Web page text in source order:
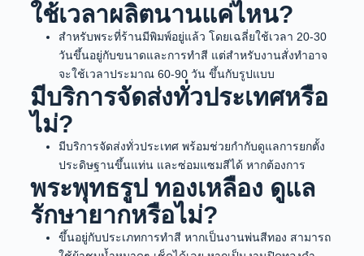
ใช้เวลาผลิตนานแค่ไหน?
สำหรับพระที่ร้านมีพิมพ์อยู่แล้ว โดยเฉลี่ยใช้เวลา 20-30
วันขึ้นอยู่กับขนาดและการทำสี แต่สำหรับงานสั่งทำอาจ
จะใช้เวลาประมาณ 60-90 วัน ขึ้นกับรูปแบบ
มีบริการจัดส่งทั่วประเทศหรือ
ไม่?
มีบริการจัดส่งทั่วประเทศ พร้อมช่วยกำกับดูแลการยกตั้ง
ประดิษฐานขึ้นแท่น และซ่อมแซมสีได้ หากต้องการ
พระพุทธรูป ทองเหลือง ดูแล
รักษายากหรือไม่?
ขึ้นอยู่กับประเภทการทำสี หากเป็นงานพ่นสีทอง สามารถ